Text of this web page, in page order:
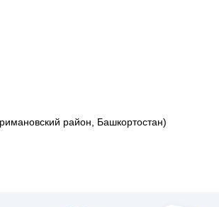
район, Башкортостан)